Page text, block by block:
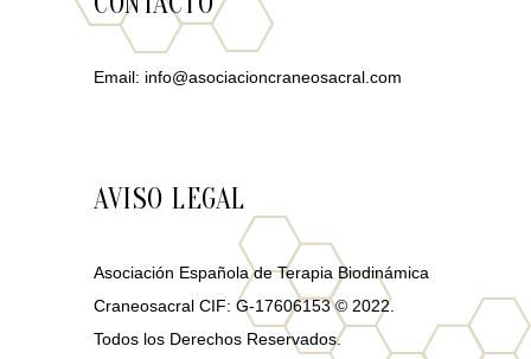
Email: info@asociacioncraneosacral.com
AVISO LEGAL
Asociación Española de Terapia Biodinámica
Craneosacral CIF: G-17606153 © 2022.
Todos los Derechos Reservados.